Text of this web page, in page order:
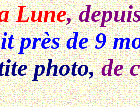
Lune,
près de 9
photo,de